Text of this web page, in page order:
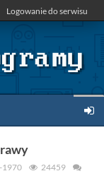
Logowanie do serwisu
1970
24459